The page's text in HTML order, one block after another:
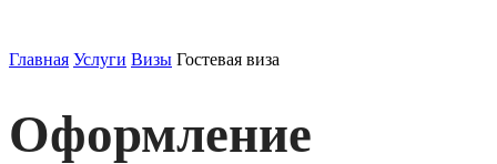
Главная Услуги Визы Гостевая виза
Оформление